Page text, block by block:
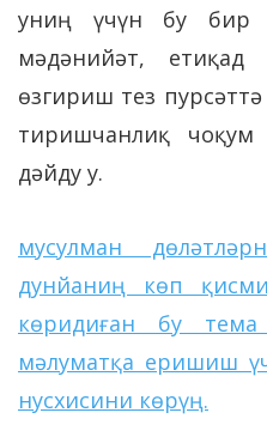
униң үчүн бу бир
мәдәнийәт,
өзгириш тез
тиришчанлиқ
дәйду у.
мусулман
дунйаниң көп
көридиған бу
мәлуматқа еришиш
нусхисини көрүң.